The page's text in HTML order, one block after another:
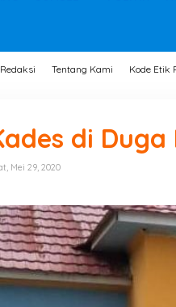
Redaksi Tentang Kami Kode Etik
di Duga
Mei 29, 2020